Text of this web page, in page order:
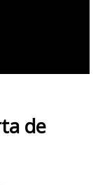
de